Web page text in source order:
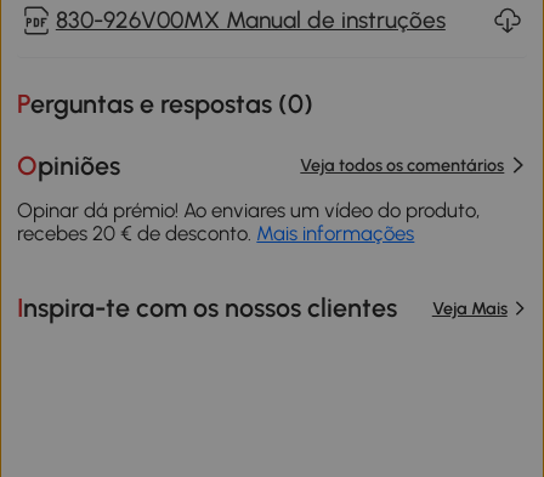
830-926V00MX Manual de instruções
Perguntas e respostas (0)
Opiniões Veja todos os comentários
Opinar dá prémio! Ao enviares um vídeo do produto,
recebes 20 € de desconto. Mais informações
Inspira-te com os nossos clientes Veja Mais